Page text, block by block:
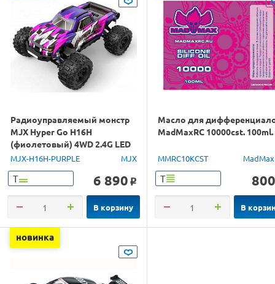
Радиоуправляемый монстр
MJX Hyper Go H16H
(фиолетовый) 4WD 2.4G LED
GPS 1/16 RTR
MJX-H16H-PURPLE MJX
Т 6 890 o
В корзину
Масло для
MadMaxRC 10000cst. 100ml.
MMRC10KCST
Т 800
В
новинка